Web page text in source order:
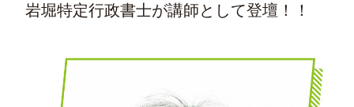
岩堀特定行政書士が講師として登壇！！